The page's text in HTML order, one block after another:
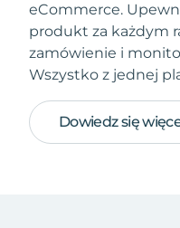
eCommerce.
produkt za każdym
zamówienie i
Wszystko z jednej
Dowiedz się